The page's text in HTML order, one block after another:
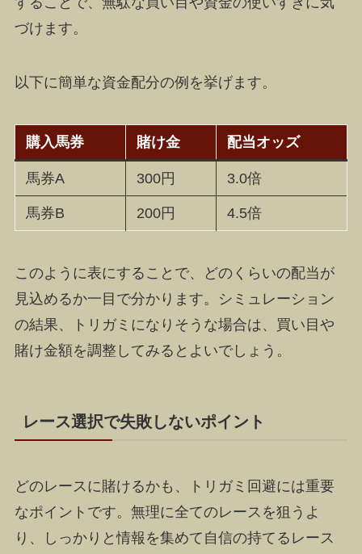
づけます。
以下に簡単な資金配分の例を挙げます。
購入馬券 賭け金 配当オッズ
馬券A 300円 3.0倍
馬券B 200円 4.5倍
このように表にすることで、どのくらいの配当が
見込めるか一目で分かります。シミュレーション
の結果、トリガミになりそうな場合は、買い目や
賭け金額を調整してみるとよいでしょう。
レース選択で失敗しないポイント
どのレースに賭けるかも、トリガミ回避には重要
なポイントです。無理に全てのレースを狙うよ
り、しっかりと情報を集めて自信の持てるレース